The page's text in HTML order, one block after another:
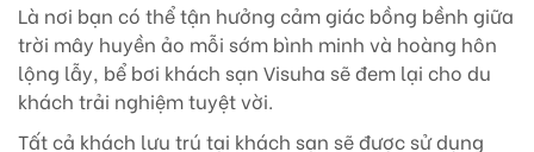
Là nơi bạn có thể tận hưởng cảm giác bồng bềnh giữa
trời mây huyền ảo mỗi sớm bình minh và hoàng hôn
lộng lẫy, bể bơi khách sạn Visuha sẽ đem lại cho du
khách trải nghiệm tuyệt vời.
Tất cả khách lưu trú tại khách sạn sẽ được sử dụng